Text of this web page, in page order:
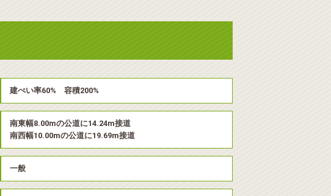
建ぺい率60% 容積200%
南東幅8.00mの公道に14.24m接道
南西幅10.00mの公道に19.69m接道
一般